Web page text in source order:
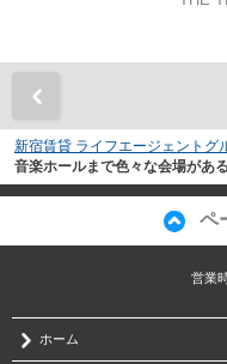
新宿賃貸 ライフエージェントグ
音楽ホールまで色々な会場があ
ペ
営業
ホーム